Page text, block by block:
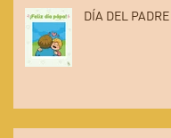
DÍA DEL PADRE